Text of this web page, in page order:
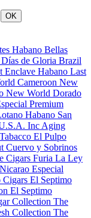
OK
Habano Bellas
Días de Gloria Brazil
Enclave Habano Last
Cameroon New
New World Dorado
Premium
Habano San
Inc Aging
El Pulpo
Cuervo y Sobrinos
Cigars Furia La Ley
Nicarao Especial
El Septimo
El Septimo
Collection The
Collection The